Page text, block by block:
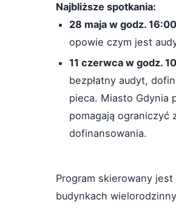
Najbliższe spotkania:
28 maja w godz.
opowie czym jest
11 czerwca w godz.
bezpłatny audyt,
pieca. Miasto Gdynia
pomagają ograniczyć
dofinansowania.
Program skierowany
budynkach